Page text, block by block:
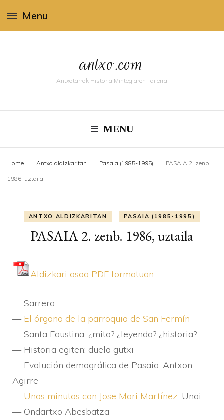
Menu
antxo.com
Antxotarrok Historia Mintegiaren Tailerra
MENU
Home Antxo aldizkaritan Pasaia (1985-1995) PASAIA 2. zenb.
1986, uztaila
ANTXO ALDIZKARITAN PASAIA (1985-1995)
PASAIA 2. zenb. 1986, uztaila
Aldizkari osoa PDF formatuan
— Sarrera
— El órgano de la parroquia de San Fermí­n
— Santa Faustina: ¿mito? ¿leyenda? ¿historia?
— Historia egiten: duela gutxi
— Evolución demográfica de Pasaia. Antxon
Agirre
— Unos minutos con Jose Mari Martí­nez. Unai
— Ondartxo Abesbatza